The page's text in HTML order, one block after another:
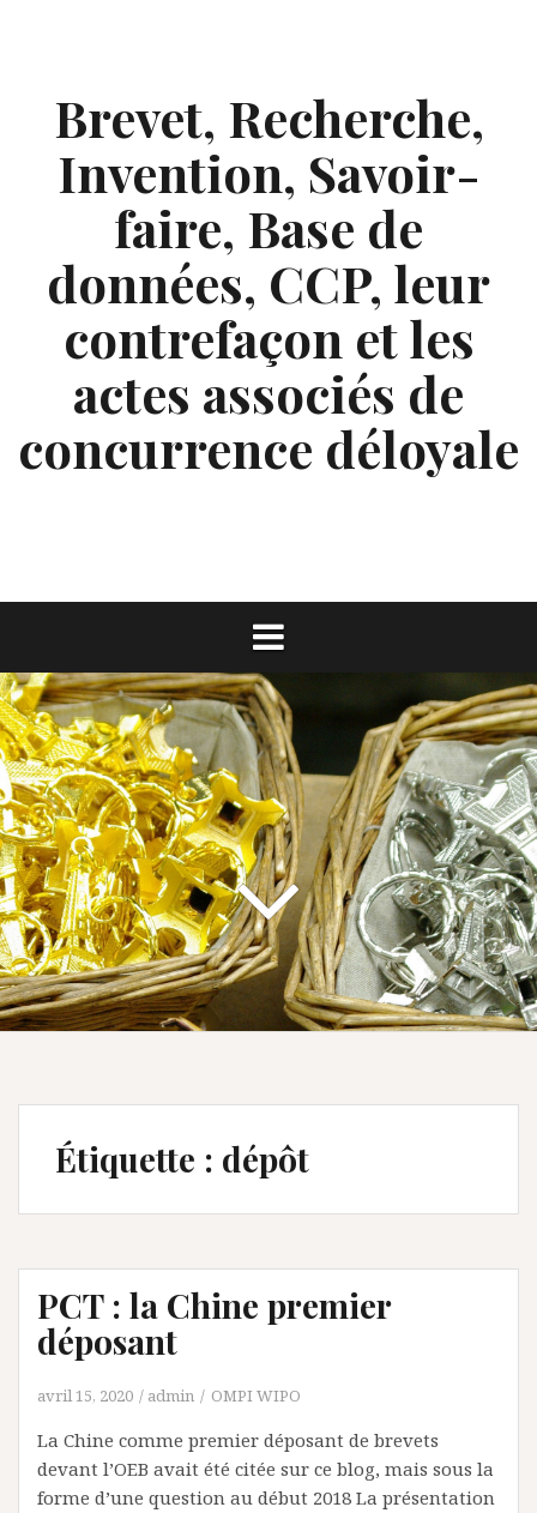
Brevet, Recherche,
Invention, Savoir-
faire, Base de
données, CCP, leur
contrefaçon et les
actes associés de
concurrence déloyale
Étiquette : dépôt
PCT : la Chine premier
déposant
avril 15, 2020 admin OMPI WIPO
La Chine comme premier déposant de brevets
devant l’OEB avait été citée sur ce blog, mais sous la
forme d’une question au début 2018 La présentation